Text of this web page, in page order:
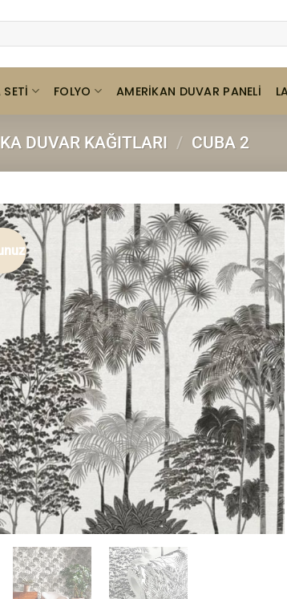
FOLYO AMERIKAN DUVAR PANELI
DUVAR KAĞITLARI / CUBA 2